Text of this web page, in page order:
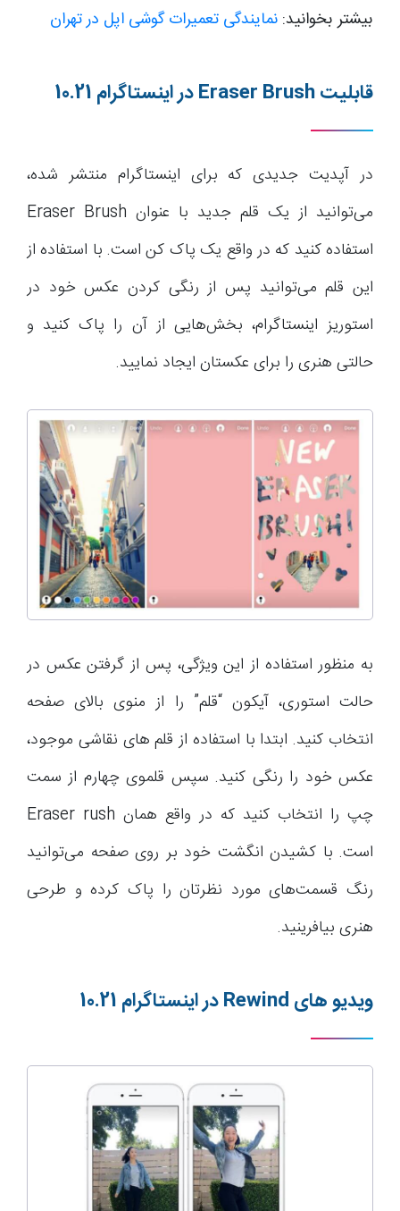
بیشتر بخوانید: نمایندگی تعمیرات گوشی اپل در تهران
قابلیتEraser Brushدر اینستاگرام 10.21
در آپدیت جدیدی که برای اینستاگرام منتشر شده،
می‌توانید از یک قلم جدید با عنوان Eraser Brush
استفاده کنید که در واقع یک پاک کن است. با استفاده از
این قلم می‌توانید پس از رنگی کردن عکس خود در
استوریز اینستاگرام، بخش‌هایی از آن را پاک کنید و
حالتی هنری را برای عکستان ایجاد نمایید.
به منظور استفاده از این ویژگی، پس از گرفتن عکس در
حالت استوری، آیکون “قلم” را از منوی بالای صفحه
انتخاب کنید. ابتدا با استفاده از قلم های نقاشی موجود،
عکس خود را رنگی کنید. سپس قلموی چهارم از سمت
چپ را انتخاب کنید که در واقع همان Eraser rush
است. با کشیدن انگشت خود بر روی صفحه می‌توانید
رنگ قسمت‌های مورد نظرتان را پاک کرده و طرحی
هنری بیافرینید.
ویدیو های Rewindدر اینستاگرام 10.21